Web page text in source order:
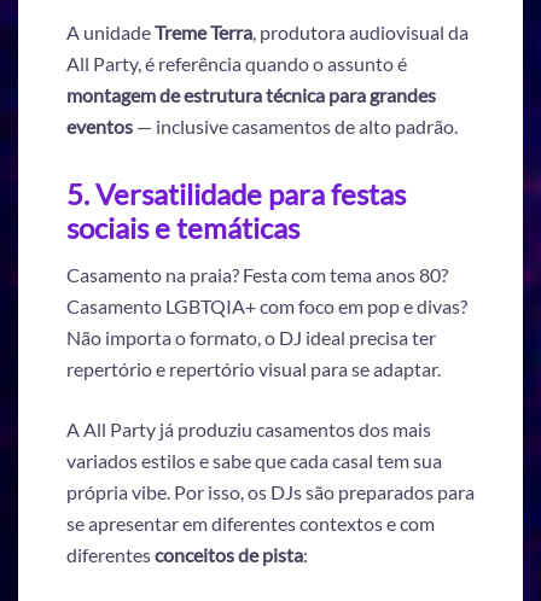
A unidadeTreme Terra, produtora audiovisual da
All Party, é referência quando o assunto é
montagem de estrutura técnica para grandes
eventos — inclusive casamentos de alto padrão.
5. Versatilidade para festas
sociais e temáticas
Casamento na praia? Festa com tema anos 80?
Casamento LGBTQIA+ com foco em pop e divas?
Não importa o formato, o DJ ideal precisa ter
repertório e repertório visual para se adaptar.
A All Party já produziu casamentos dos mais
variados estilos e sabe que cada casal tem sua
própria vibe. Por isso, os DJs são preparados para
se apresentar em diferentes contextos e com
diferentesconceitos de pista: